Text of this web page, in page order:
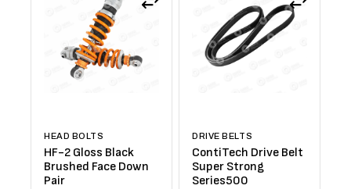
HEAD BOLTS
HF-2 Gloss Black
Brushed Face Down
Pair
DRIVE BELTS
ContiTech Drive Belt
Super Strong
Series500